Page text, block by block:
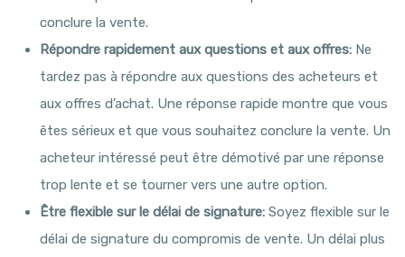
conclure la vente.
Répondre rapidement aux questions et aux offres: Ne
tardez pas à répondre aux questions des acheteurs et
aux offres d’achat. Une réponse rapide montre que vous
êtes sérieux et que vous souhaitez conclure la vente. Un
acheteur intéressé peut être démotivé par une réponse
trop lente et se tourner vers une autre option.
Être flexible sur le délai de signature: Soyez flexible sur le
délai de signature du compromis de vente. Un délai plus